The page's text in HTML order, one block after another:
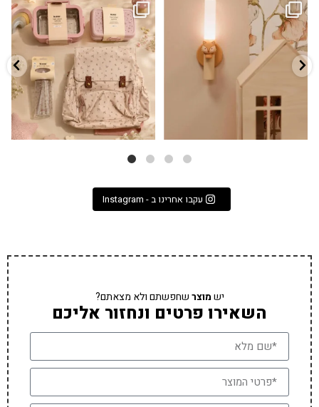
✨ חוזרים למסגרת בסטייל! ✨
הקולקציה החדשה...
9 4
גם פריט עיצובי לחדר, גם מנורת לילה
...
0
עקבו אחרינו ב - Instagram
ישמוצרשחפשתם ולא מצאתם?
השאירו פרטים ונחזור אליכם